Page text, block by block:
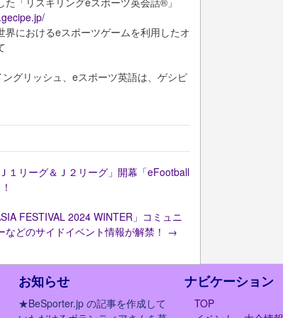
界におけるeスポーツゲームを利用したオ
グリッシュ、eスポーツ英語は、ゲシピ
１リーグ＆Ｊ２リーグ」開幕「eFootball
FESTIVAL 2024 WINTER」コミュニ
どのサイドイベント情報が解禁！ →
お知らせ
★BeSporter.jp の記事を作成して
ナビケーション
TOP